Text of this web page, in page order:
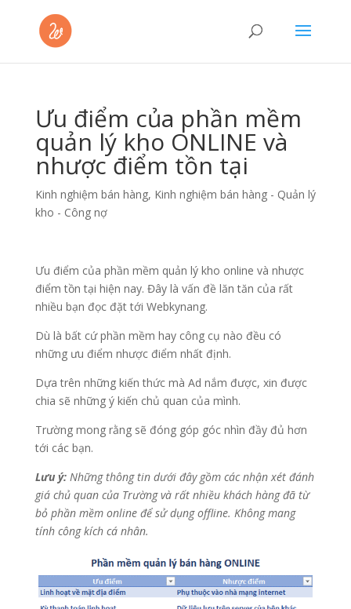
Ưu điểm của phần mềm
quản lý kho ONLINE và
nhược điểm tồn tại
Kinh nghiệm bán hàng, Kinh nghiệm bán hàng - Quản lý
kho - Công nợ
Ưu điểm của phần mềm quản lý kho online và nhược
điểm tồn tại hiện nay. Đây là vấn đề lăn tăn của rất
nhiều bạn đọc đặt tới Webkynang.
Dù là bất cứ phần mềm hay công cụ nào đều có
những ưu điểm nhược điểm nhất định.
Dựa trên những kiến thức mà Ad nắm được, xin được
chia sẽ những ý kiến chủ quan của mình.
Trường mong rằng sẽ đóng góp góc nhìn đầy đủ hơn
tới các bạn.
Lưu ý:Những thông tin dưới đây gồm các nhận xét đánh
giá chủ quan của Trường và rất nhiều khách hàng đã từ
bỏ phần mềm online để sử dụng offline. Không mang
tính công kích cá nhân.